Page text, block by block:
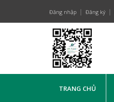
Đăng nhập Đăng ký
TRANG CHỦ